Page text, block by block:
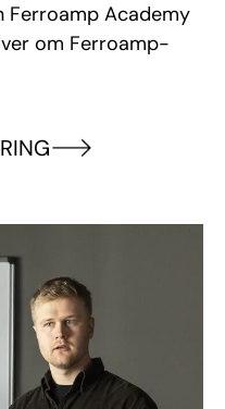
Academy
om Ferroamp-